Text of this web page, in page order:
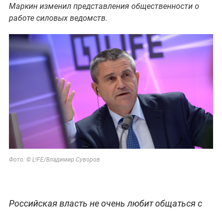
Маркин изменил представления общественности о
работе силовых ведомств.
Фото: © L!FE/Владимир Суворов
Российская власть не очень любит общаться с